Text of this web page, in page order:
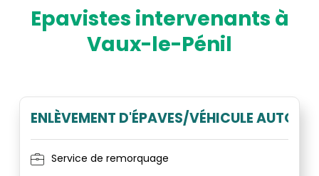
Epavistes intervenants à
Vaux-le-Pénil
ENLÈVEMENT D'ÉPAVES/VÉHICULE AUTO
Service de remorquage